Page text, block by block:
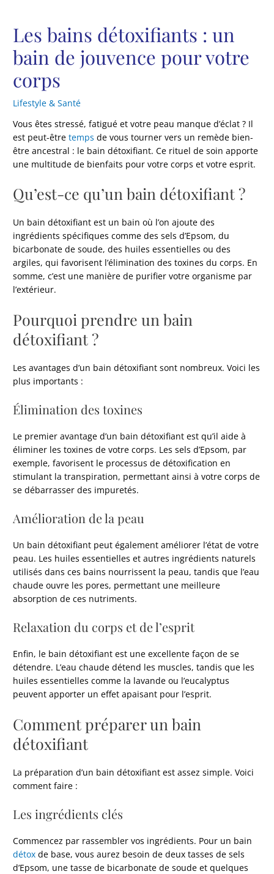
Les bains détoxifiants : un
bain de jouvence pour votre
corps
Lifestyle & Santé
Vous êtes stressé, fatigué et votre peau manque d’éclat ? Il
est peut-êtretemps de vous tourner vers un remède bien-
être ancestral : le bain détoxifiant. Ce rituel de soin apporte
une multitude de bienfaits pour votre corps et votre esprit.
Qu’est-ce qu’un bain détoxifiant ?
Un bain détoxifiant est un bain où l’on ajoute des
ingrédients spécifiques comme des sels d’Epsom, du
bicarbonate de soude, des huiles essentielles ou des
argiles, qui favorisent l’élimination des toxines du corps. En
somme, c’est une manière de purifier votre organisme par
l’extérieur.
Pourquoi prendre un bain
détoxifiant ?
Les avantages d’un bain détoxifiant sont nombreux. Voici les
plus importants :
Élimination des toxines
Le premier avantage d’un bain détoxifiant est qu’il aide à
éliminer les toxines de votre corps. Les sels d’Epsom, par
exemple, favorisent le processus de détoxification en
stimulant la transpiration, permettant ainsi à votre corps de
se débarrasser des impuretés.
Amélioration de la peau
Un bain détoxifiant peut également améliorer l’état de votre
peau. Les huiles essentielles et autres ingrédients naturels
utilisés dans ces bains nourrissent la peau, tandis que l’eau
chaude ouvre les pores, permettant une meilleure
absorption de ces nutriments.
Relaxation du corps et de l’esprit
Enfin, le bain détoxifiant est une excellente façon de se
détendre. L’eau chaude détend les muscles, tandis que les
huiles essentielles comme la lavande ou l’eucalyptus
peuvent apporter un effet apaisant pour l’esprit.
Comment préparer un bain
détoxifiant
La préparation d’un bain détoxifiant est assez simple. Voici
comment faire :
Les ingrédients clés
Commencez par rassembler vos ingrédients. Pour un bain
détox de base, vous aurez besoin de deux tasses de sels
d’Epsom, une tasse de bicarbonate de soude et quelques